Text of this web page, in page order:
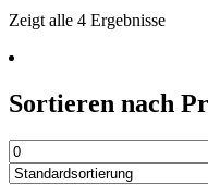
Zeigt alle 4 Ergebnisse
Sortieren nach
Min.
Preis